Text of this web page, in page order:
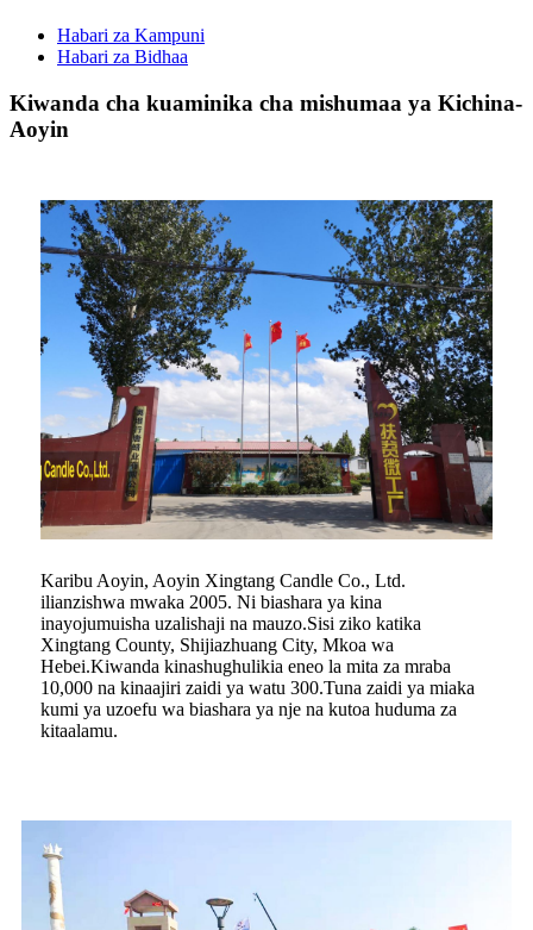
Habari za Kampuni
Habari za Bidhaa
Kiwanda cha kuaminika cha mishumaa ya Kichina-
Aoyin
Karibu Aoyin, Aoyin Xingtang Candle Co., Ltd.
ilianzishwa mwaka 2005. Ni biashara ya kina
inayojumuisha uzalishaji na mauzo.Sisi ziko katika
Xingtang County, Shijiazhuang City, Mkoa wa
Hebei.Kiwanda kinashughulikia eneo la mita za mraba
10,000 na kinaajiri zaidi ya watu 300.Tuna zaidi ya miaka
kumi ya uzoefu wa biashara ya nje na kutoa huduma za
kitaalamu.